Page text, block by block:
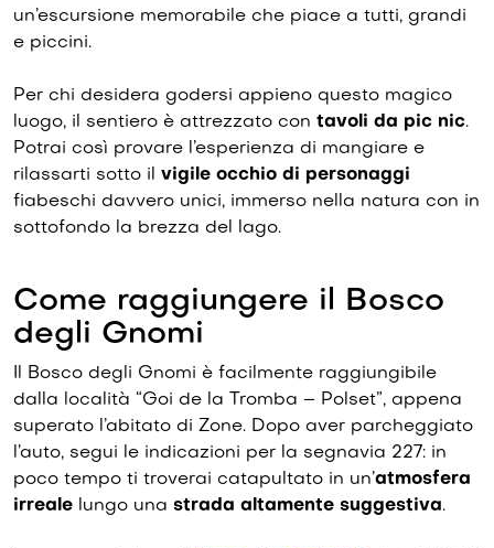
un’escursione memorabile che piace a tutti, grandi
e piccini.
Per chi desidera godersi appieno questo magico
luogo, il sentiero è attrezzato con tavoli da pic nic.
Potrai così provare l’esperienza di mangiare e
rilassarti sotto il vigile occhio di personaggi
fiabeschi davvero unici, immerso nella natura con in
sottofondo la brezza del lago.
Come raggiungere il Bosco
degli Gnomi
Il Bosco degli Gnomi è facilmente raggiungibile
dalla località “Goi de la Tromba – Polset”, appena
superato l’abitato di Zone. Dopo aver parcheggiato
l’auto, segui le indicazioni per la segnavia 227: in
poco tempo ti troverai catapultato in un’atmosfera
irreale lungo una strada altamente suggestiva.